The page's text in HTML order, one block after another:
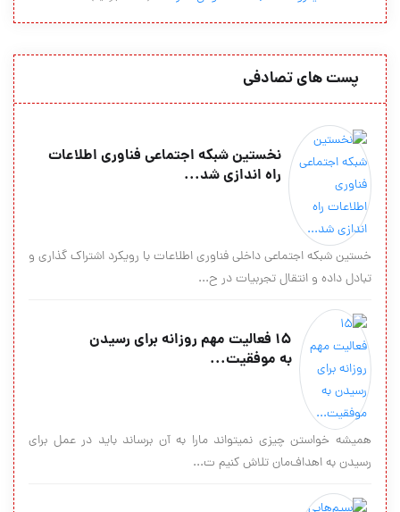
پست های تصادفی
نخستین شبکه اجتماعی فناوری اطلاعات
راه اندازی شد...
خستین شبکه اجتماعی داخلی فناوری اطلاعات با رویکرد اشتراک گذاری و
تبادل داده و انتقال تجربیات در ح...
15 فعالیت مهم روزانه برای رسیدن
به موفقیت...
همیشه خواستن چیزی نمیتواند مارا به آن برساند باید در عمل برای
رسیدن به اهداف‌مان تلاش کنیم ت...